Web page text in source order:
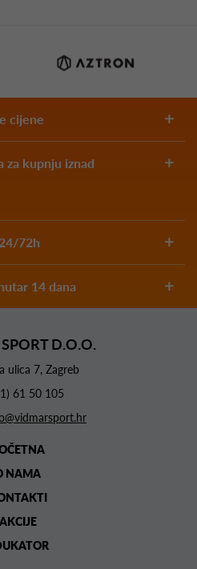
cijene
za kupnju iznad
72h
14 dana
D.O.O.
ulica 7, Zagreb
61 50 105
NAMA
AKCIJE